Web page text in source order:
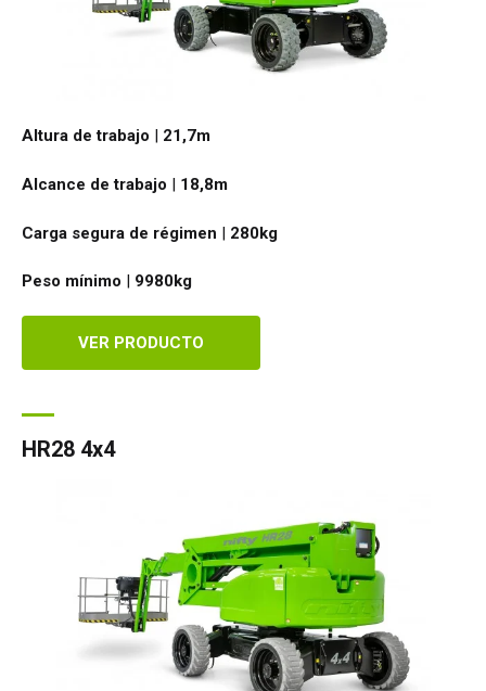
Altura de trabajo | 21,7m
Alcance de trabajo | 18,8m
Carga segura de régimen | 280kg
Peso mínimo | 9980kg
VER PRODUCTO
HR28 4x4